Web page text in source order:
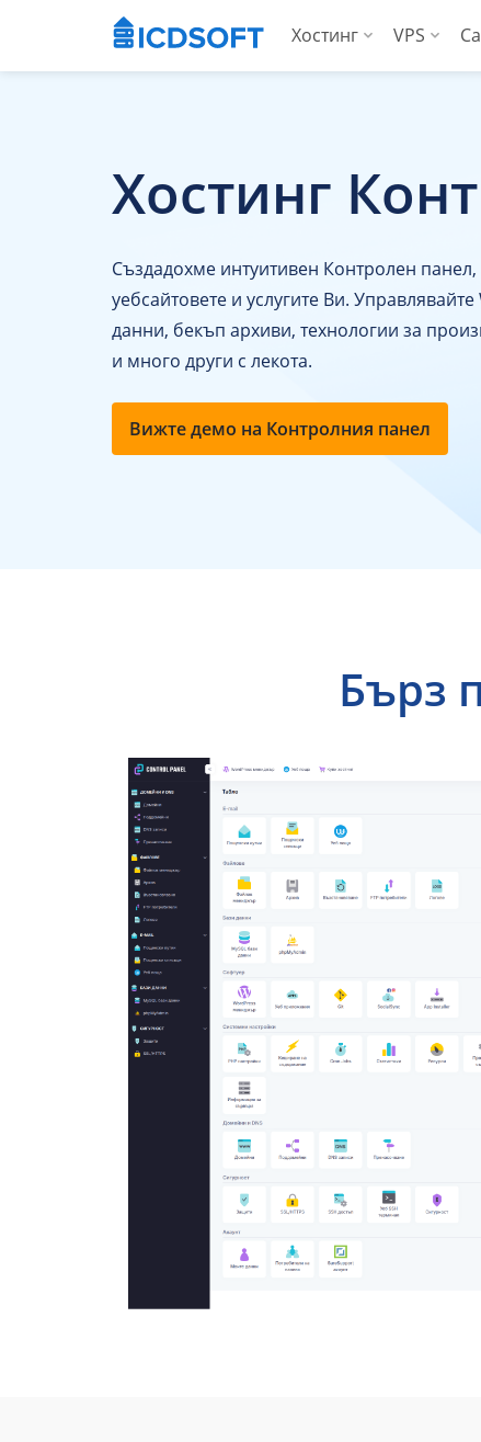
Хостинг
Хостинг за
За агенции
VPS
За
Хостинг
Създадохме интуитивен Контролен
уебсайтовете и услугите Ви.
данни, бекъп архиви, технологии за
и много други с лекота.
Вижте демо на Контролния панел
Бърз